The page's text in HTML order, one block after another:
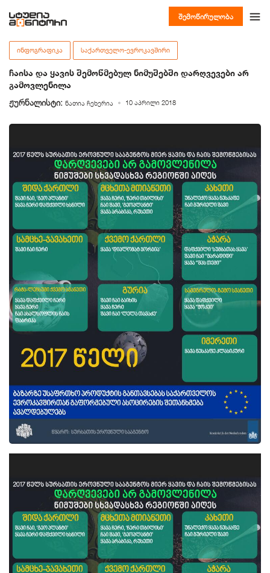
შემოწირულობა
ᲘᲜᲤᲝᲒᲠᲐᲤᲘᲙᲐ ᲡᲐᲥᲐᲠᲗᲕᲔᲚᲝ-ᲔᲕᲠᲝᲙᲐᲕᲨᲘᲠᲘ
ჩაისა და ყავის შემოწმებულ ნიმუშებში დარღვევები არ
გამოვლენილა
ჟურნალისტი: ნათია ჩეხერია 10 აპრილი 2018